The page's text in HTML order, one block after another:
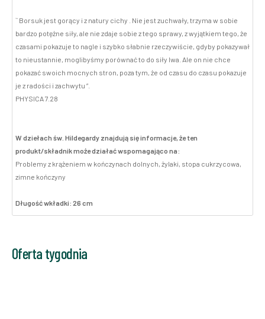
`` Borsuk jest gorący i z natury cichy . Nie jest zuchwały, trzyma w sobie
bardzo potężne siły, ale nie zdaje sobie z tego sprawy, z wyjątkiem tego, że
czasami pokazuje to nagle i szybko słabnie rzeczywiście, gdyby pokazywał
to nieustannie, moglibyśmy porównać to do siły lwa. Ale on nie chce
pokazać swoich mocnych stron, poza tym, że od czasu do czasu pokazuje
je z radości i zachwytu ”.
PHYSICA 7.28
W dziełach św. Hildegardy znajdują się informacje, że ten
produkt/składnik może działać wspomagająco na:
Problemy z krążeniem w kończynach dolnych, żylaki, stopa cukrzycowa,
zimne kończyny
Długość wkładki: 26 cm
Oferta tygodnia